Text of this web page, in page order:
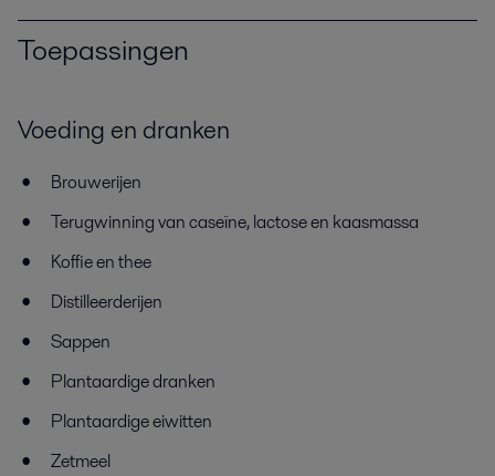
Toepassingen
Voeding en dranken
Brouwerijen
Terugwinning van caseïne, lactose en kaasmassa
Koffie en thee
Distilleerderijen
Sappen
Plantaardige dranken
Plantaardige eiwitten
Zetmeel